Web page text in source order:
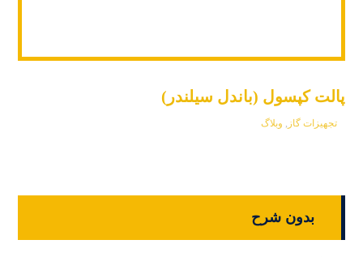
پالت کپسول (باندل سیلندر)
تجهیزات گاز , وبلاگ
بدون شرح